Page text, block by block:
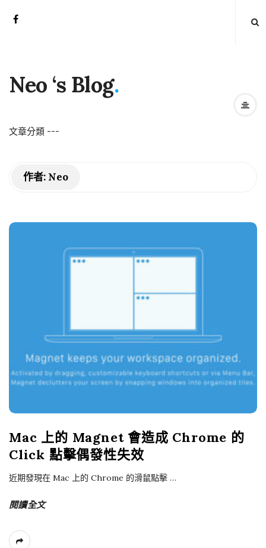
Neo ‘s Blog.
文章分類 ---
作者: Neo
Mac 上的 Magnet 會造成 Chrome 的
Click 點擊偶發性失效
近期發現在 Mac 上的 Chrome 的滑鼠點擊 …
閱讀全文